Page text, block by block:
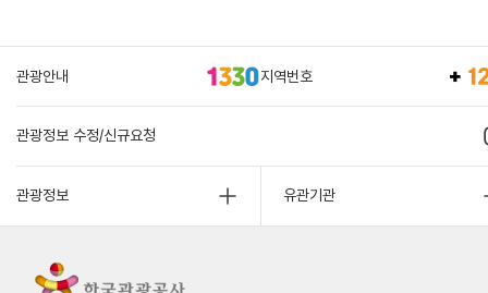
관광안내 지역번호
관광정보 수정/신규요청
관광정보 유관기관